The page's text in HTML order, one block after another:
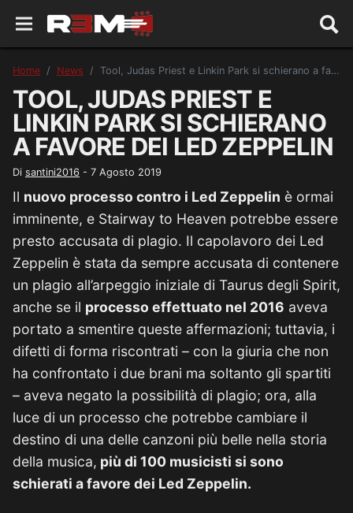
Home News Tool, Judas Priest e Linkin Park si schierano a favore dei Led Zeppelin
TOOL, JUDAS PRIEST E
LINKIN PARK SI SCHIERANO
A FAVORE DEI LED ZEPPELIN
Di santini2016 - 7 Agosto 2019
Il nuovo processo contro i Led Zeppelin è ormai
imminente, e Stairway to Heaven potrebbe essere
presto accusata di plagio. Il capolavoro dei Led
Zeppelin è stata da sempre accusata di contenere
un plagio all’arpeggio iniziale di Taurus degli Spirit,
anche se il processo effettuato nel 2016 aveva
portato a smentire queste affermazioni; tuttavia, i
difetti di forma riscontrati – con la giuria che non
ha confrontato i due brani ma soltanto gli spartiti
– aveva negato la possibilità di plagio; ora, alla
luce di un processo che potrebbe cambiare il
destino di una delle canzoni più belle nella storia
della musica, più di 100 musicisti si sono
schierati a favore dei Led Zeppelin.